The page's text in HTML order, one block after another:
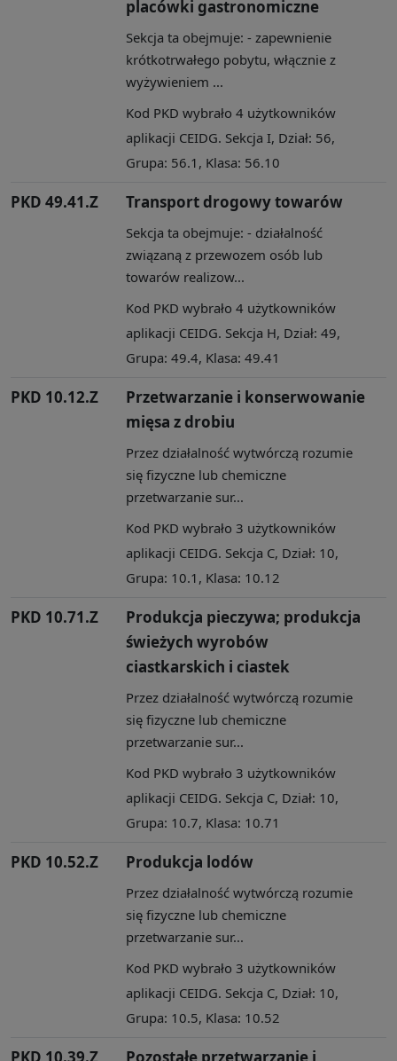
placówki gastronomiczne
Sekcja ta obejmuje: - zapewnienie
krótkotrwałego pobytu, włącznie z
wyżywieniem ...
Kod PKD wybrało 4 użytkowników
aplikacji CEIDG. Sekcja I, Dział: 56,
Grupa: 56.1, Klasa: 56.10
PKD 49.41.Z Transport drogowy towarów
Sekcja ta obejmuje: - działalność
związaną z przewozem osób lub
towarów realizow...
Kod PKD wybrało 4 użytkowników
aplikacji CEIDG. Sekcja H, Dział: 49,
Grupa: 49.4, Klasa: 49.41
PKD 10.12.Z
Przetwarzanie i konserwowanie
mięsa z drobiu
Przez działalność wytwórczą rozumie
się fizyczne lub chemiczne
przetwarzanie sur...
Kod PKD wybrało 3 użytkowników
aplikacji CEIDG. Sekcja C, Dział: 10,
Grupa: 10.1, Klasa: 10.12
PKD 10.71.Z
Produkcja pieczywa; produkcja
świeżych wyrobów
ciastkarskich i ciastek
Przez działalność wytwórczą rozumie
się fizyczne lub chemiczne
przetwarzanie sur...
Kod PKD wybrało 3 użytkowników
aplikacji CEIDG. Sekcja C, Dział: 10,
Grupa: 10.7, Klasa: 10.71
PKD 10.52.Z Produkcja lodów
Przez działalność wytwórczą rozumie
się fizyczne lub chemiczne
przetwarzanie sur...
Kod PKD wybrało 3 użytkowników
aplikacji CEIDG. Sekcja C, Dział: 10,
Grupa: 10.5, Klasa: 10.52
PKD 10.39.Z
Pozostałe przetwarzanie i